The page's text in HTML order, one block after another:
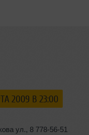
2009 В 23:00
ул., 8 778-56-51